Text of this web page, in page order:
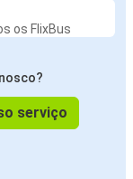
os FlixBus
serviço